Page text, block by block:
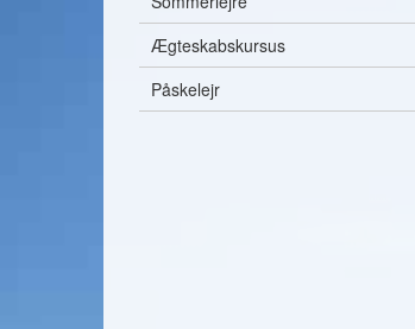
Ægteskabskursus
Påskelejr